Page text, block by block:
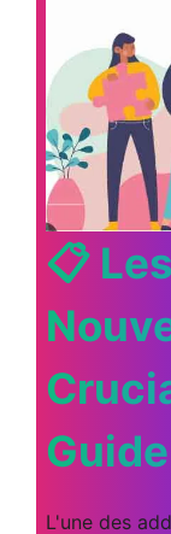
📋 Les
Guide
L'une des